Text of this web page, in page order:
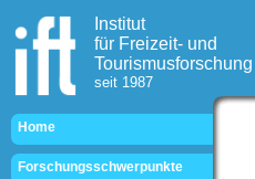
Institut
für Freizeit- und
Tourismusforschung
seit 1987
Home
Forschungsschwerpunkte